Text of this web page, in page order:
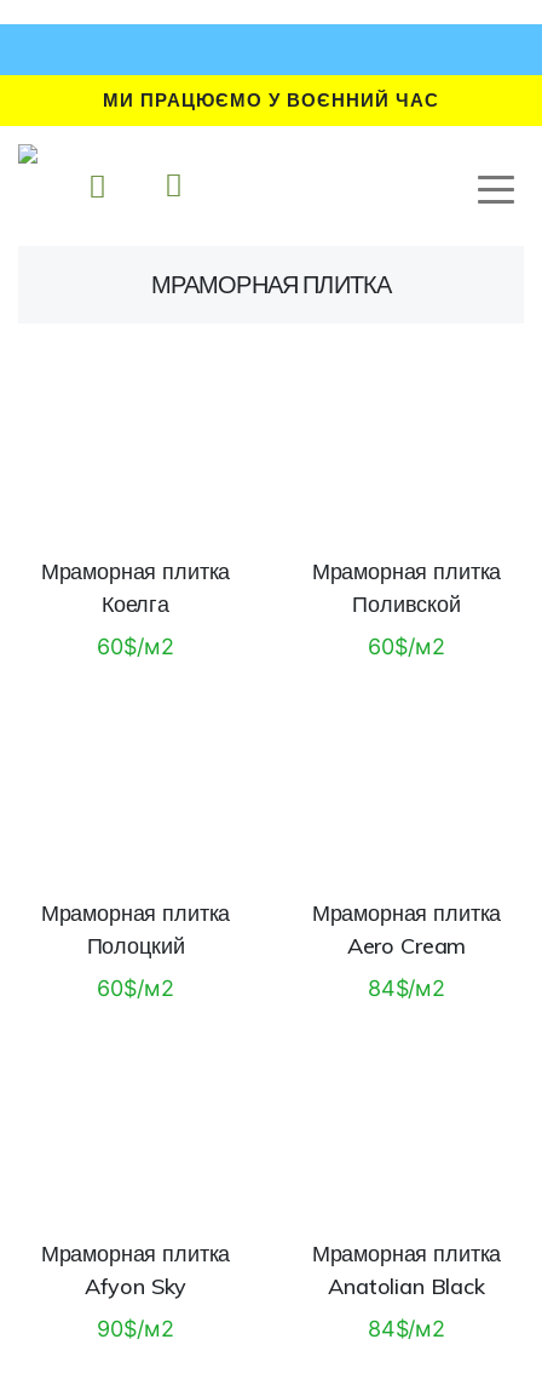
МИ ПРАЦЮЄМО У ВОЄННИЙ ЧАС
МРАМОРНАЯ ПЛИТКА
Мраморная плитка
Коелга
60$/м2
Мраморная плитка
Поливской
60$/м2
Мраморная плитка
Полоцкий
60$/м2
Мраморная плитка
Aero Cream
84$/м2
Мраморная плитка
Afyon Sky
90$/м2
Мраморная плитка
Anatolian Black
84$/м2